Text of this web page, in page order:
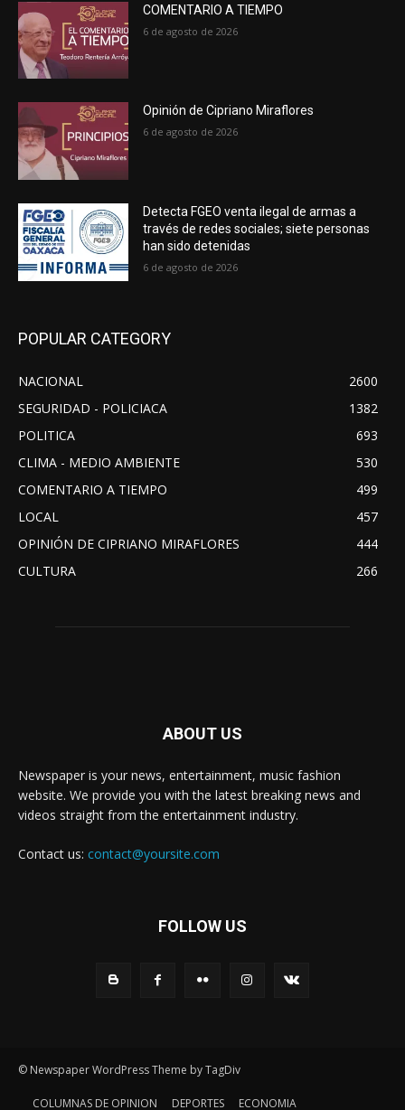
COMENTARIO A TIEMPO
6 de agosto de 2026
Opinión de Cipriano Miraflores
6 de agosto de 2026
Detecta FGEO venta ilegal de armas a
través de redes sociales; siete personas
han sido detenidas
6 de agosto de 2026
POPULAR CATEGORY
NACIONAL
2600
SEGURIDAD - POLICIACA
1382
POLITICA
693
CLIMA - MEDIO AMBIENTE
530
COMENTARIO A TIEMPO
499
LOCAL
457
OPINIÓN DE CIPRIANO MIRAFLORES
444
CULTURA
266
ABOUT US
Newspaper is your news, entertainment, music fashion
website. We provide you with the latest breaking news and
videos straight from the entertainment industry.
Contact us: contact@yoursite.com
FOLLOW US
© Newspaper WordPress Theme by TagDiv
COLUMNAS DE OPINION DEPORTES ECONOMIA